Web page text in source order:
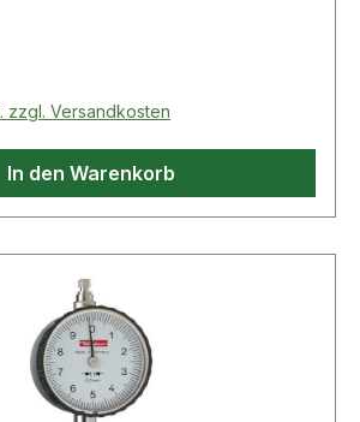
zzgl. Versandkosten
In den Warenkorb